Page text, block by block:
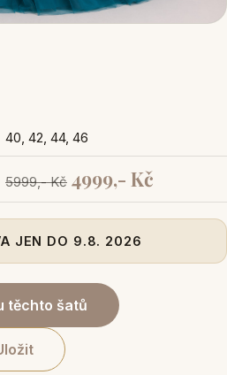
40, 42, 44, 46
5999,- Kč 4999,- Kč
JEN DO 9.8. 2026
těchto šatů